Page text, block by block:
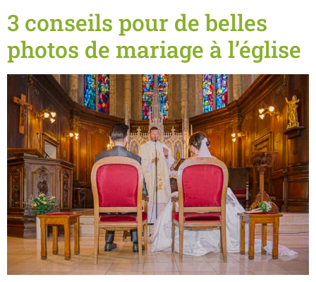
3 conseils pour de belles
photos de mariage à l’église